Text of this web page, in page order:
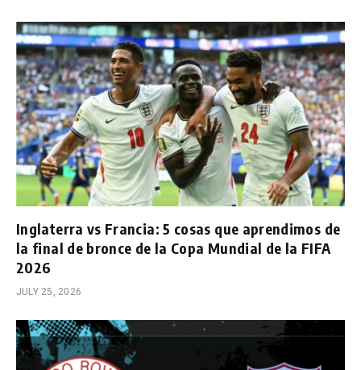
Inglaterra vs Francia: 5 cosas que aprendimos de
la final de bronce de la Copa Mundial de la FIFA
2026
JULY 25, 2026